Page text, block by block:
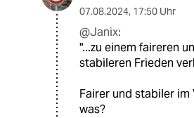
07.08.2024, 17:50 Uhr
@Janix:
"...zu einem faireren
stabileren Frieden
Fairer und stabiler im
was?